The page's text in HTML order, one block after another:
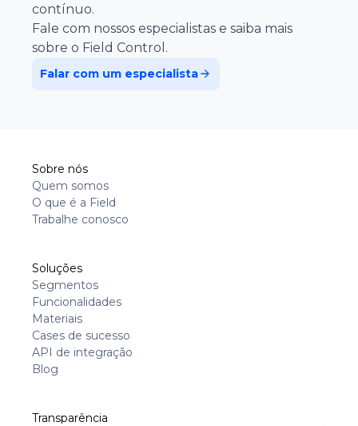
contínuo.
Fale com nossos especialistas e saiba mais
sobre o Field Control.
Falar com um especialista
Sobre nós
Quem somos
O que é a Field
Trabalhe conosco
Soluções
Segmentos
Funcionalidades
Materiais
Cases de sucesso
API de integração
Blog
Transparência